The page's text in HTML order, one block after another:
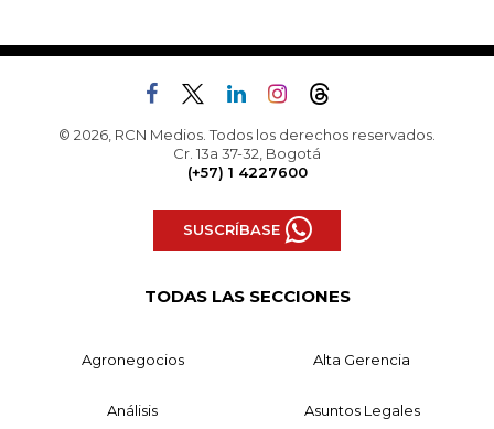
© 2026, RCN Medios. Todos los derechos reservados.
Cr. 13a 37-32, Bogotá
(+57) 1 4227600
SUSCRÍBASE
TODAS LAS SECCIONES
Agronegocios Alta Gerencia
Análisis Asuntos Legales